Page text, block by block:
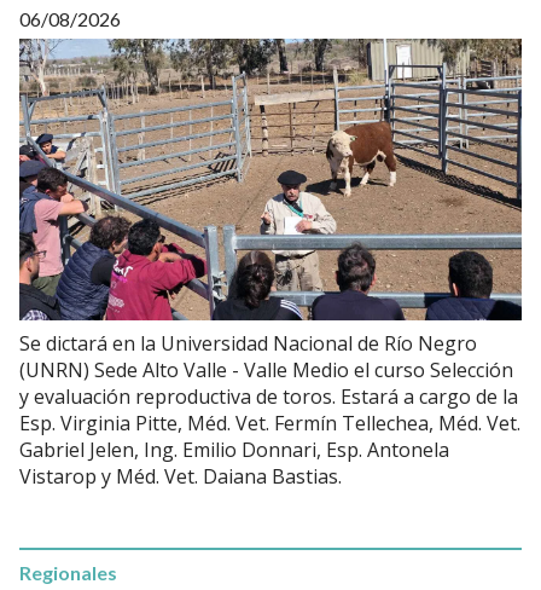
06/08/2026
Se dictará en la Universidad Nacional de Río Negro
(UNRN) Sede Alto Valle - Valle Medio el curso Selección
y evaluación reproductiva de toros. Estará a cargo de la
Esp. Virginia Pitte, Méd. Vet. Fermín Tellechea, Méd. Vet.
Gabriel Jelen, Ing. Emilio Donnari, Esp. Antonela
Vistarop y Méd. Vet. Daiana Bastias.
Regionales